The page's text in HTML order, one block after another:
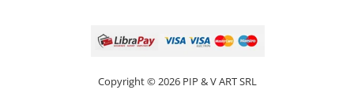
Copyright © 2026 PIP & V ART SRL